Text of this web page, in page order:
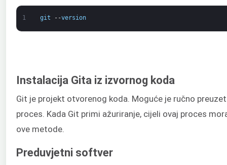
1 git --version
Instalacija Gita iz izvornog koda
Git je projekt otvorenog koda. Moguće je ručno
proces. Kada Git primi ažuriranje, cijeli ovaj proces
ove metode.
Preduvjetni softver